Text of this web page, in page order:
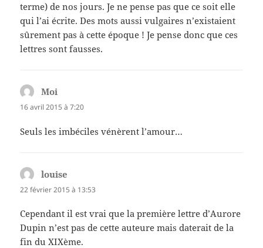
terme) de nos jours. Je ne pense pas que ce soit elle
qui l’ai écrite. Des mots aussi vulgaires n’existaient
sûrement pas à cette époque ! Je pense donc que ces
lettres sont fausses.
Moi
16 avril 2015 à 7:20
Seuls les imbéciles vénèrent l’amour…
louise
22 février 2015 à 13:53
Cependant il est vrai que la première lettre d’Aurore
Dupin n’est pas de cette auteure mais daterait de la
fin du XIXème.